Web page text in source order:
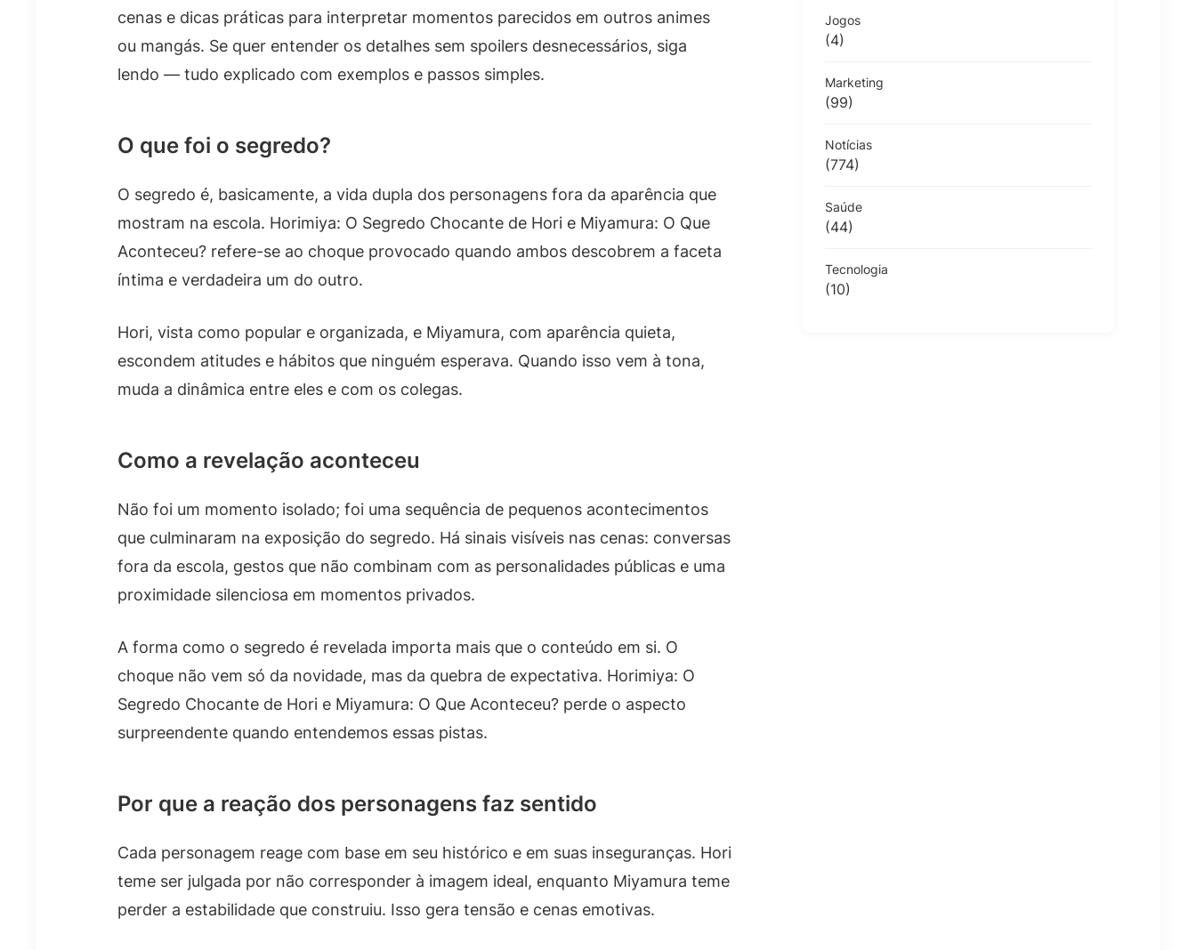
cenas e dicas práticas para interpretar momentos parecidos em outros animes
ou mangás. Se quer entender os detalhes sem spoilers desnecessários, siga
lendo — tudo explicado com exemplos e passos simples.
O que foi o segredo?
O segredo é, basicamente, a vida dupla dos personagens fora da aparência que
mostram na escola. Horimiya: O Segredo Chocante de Hori e Miyamura: O Que
Aconteceu? refere-se ao choque provocado quando ambos descobrem a faceta
íntima e verdadeira um do outro.
Hori, vista como popular e organizada, e Miyamura, com aparência quieta,
escondem atitudes e hábitos que ninguém esperava. Quando isso vem à tona,
muda a dinâmica entre eles e com os colegas.
Como a revelação aconteceu
Não foi um momento isolado; foi uma sequência de pequenos acontecimentos
que culminaram na exposição do segredo. Há sinais visíveis nas cenas: conversas
fora da escola, gestos que não combinam com as personalidades públicas e uma
proximidade silenciosa em momentos privados.
A forma como o segredo é revelada importa mais que o conteúdo em si. O
choque não vem só da novidade, mas da quebra de expectativa. Horimiya: O
Segredo Chocante de Hori e Miyamura: O Que Aconteceu? perde o aspecto
surpreendente quando entendemos essas pistas.
Por que a reação dos personagens faz sentido
Cada personagem reage com base em seu histórico e em suas inseguranças. Hori
teme ser julgada por não corresponder à imagem ideal, enquanto Miyamura teme
perder a estabilidade que construiu. Isso gera tensão e cenas emotivas.
Jogos
(4)
Marketing
(99)
Notícias
(774)
Saúde
(44)
Tecnologia
(10)